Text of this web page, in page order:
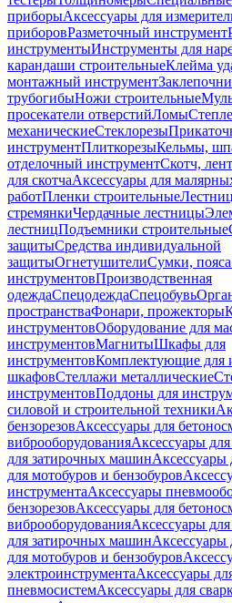
приборыАксессуары для
приборовРазметочный инструмент
инструментыИнструменты для
карандаши строительныеКлейма
монтажный инструмент
трубогибыНожи строительные
просекатели отверстийЛомы
механическиеСтеклорезы
инструментПлиткорезыКельмы,
отделочный инструментСкотч,
для скотчаАксессуары для
работПленки строительные
стремянкиЧердачные лестницы
лестницПодъемники строительные
защитыСредства индивидуальной
защитыОгнетушителиСумки,
инструментовПроизводственная
одеждаСпецодеждаСпецобувь
пространстваФонари, прожекторы
инструментовОборудование для
инструментовМагнитыШкафы для
инструментовКомплектующие для
шкафовСтеллажи металлические
инструментовПоддоны для
силовой и строительной техники
бензорезовАксессуары для
виброоборудованияАксессуары для
для затирочных машинАксессуары
для мотобуров и бензобуров
инструментаАксессуары
бензорезовАксессуары для
виброоборудованияАксессуары для
для затирочных машинАксессуары
для мотобуров и бензобуров
электроинструментаАксессуары
пневмосистемАксессуары для